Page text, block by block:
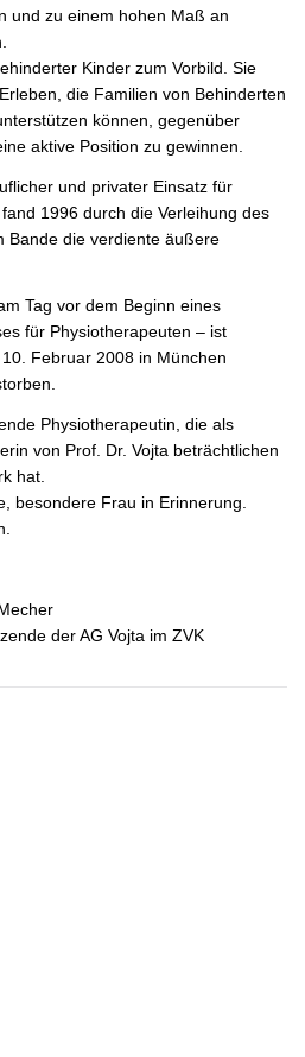
und zu einem hohen Maß an
Kinder zum Vorbild. Sie
die Familien von Behinderten
können, gegenüber
aktive Position zu gewinnen.
und privater Einsatz für
1996 durch die Verleihung des
Bande die verdiente äußere
Tag vor dem Beginn eines
für Physiotherapeuten – ist
Februar 2008 in München
Physiotherapeutin, die als
von Prof. Dr. Vojta beträchtlichen
hat.
besondere Frau in Erinnerung.
der AG Vojta im ZVK